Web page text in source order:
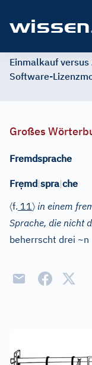
Einmalkauf
Software-
Großes
Fremdsprache
Frẹmd|spra|che
〈f. 11〉 in einem
Sprache, die nicht
beherrscht drei ~n